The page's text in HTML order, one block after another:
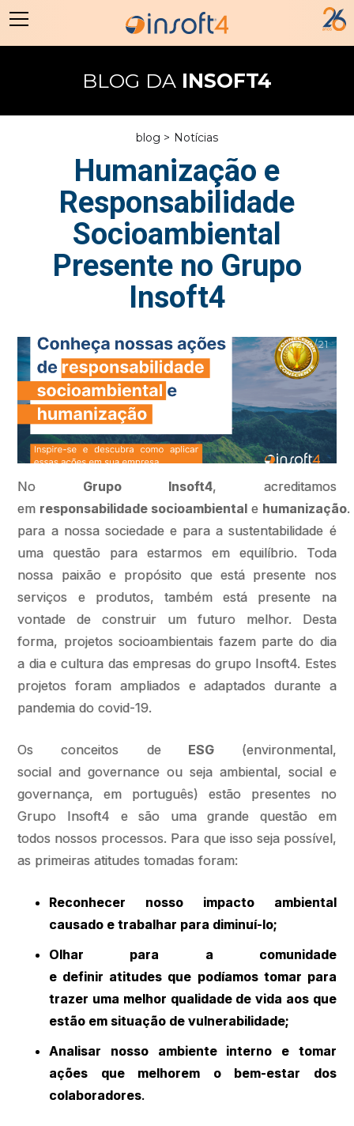
BLOG DAINSOFT4
blog > Notícias
Humanização e
Responsabilidade
Socioambiental
Presente no Grupo
Insoft4
12/8/21
No Grupo Insoft4, acreditamos
em responsabilidade socioambiental e humanização.
para a nossa sociedade e para a sustentabilidade é
uma questão para estarmos em equilíbrio. Toda
nossa paixão e propósito que está presente nos
serviços e produtos, também está presente na
vontade de construir um futuro melhor. Desta
forma, projetos socioambientais fazem parte do dia
a dia e cultura das empresas do grupo Insoft4. Estes
projetos foram ampliados e adaptados durante a
pandemia do covid-19.
Os conceitos deESG(environmental,
social and governance ou seja ambiental, social e
governança, em português) estão presentes no
Grupo Insoft4 e são uma grande questão em
todos nossos processos. Para que isso seja possível,
as primeiras atitudes tomadas foram:
Reconhecer nosso impacto ambiental
causado e trabalhar para diminuí-lo;
Olhar para a comunidade
e definir atitudes que podíamos tomar para
trazer uma melhor qualidade de vida aos que
estão em situação de vulnerabilidade;
Analisar nosso ambiente interno e tomar
ações que melhorem o bem-estar dos
colaboradores.